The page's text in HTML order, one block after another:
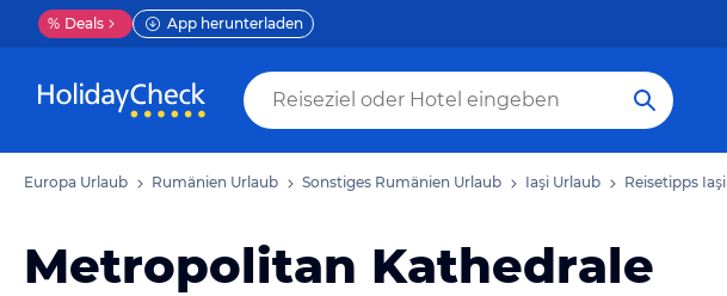
% Deals App herunterladen
Europa Urlaub Rumänien Urlaub Sonstiges Rumänien Urlaub Iaşi Urlaub Reisetipps Iaşi
Metropolitan Kathedrale